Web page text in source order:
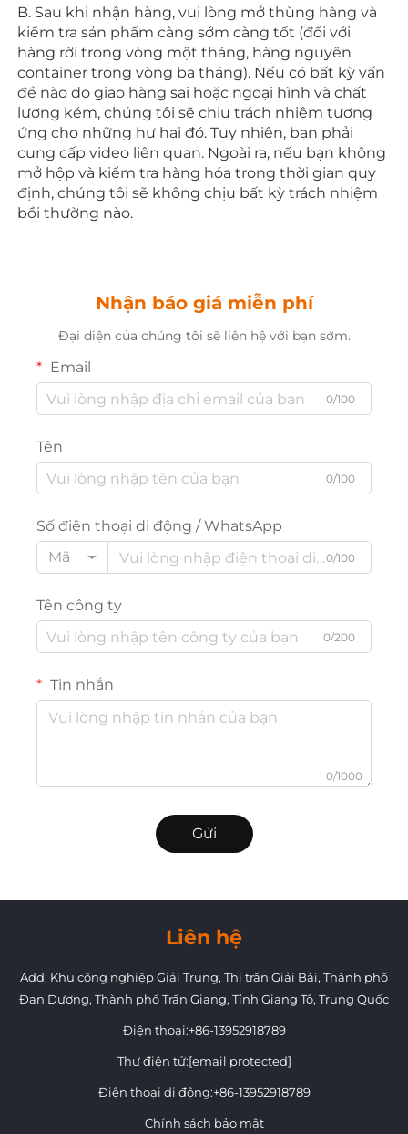
B. Sau khi nhận hàng, vui lòng mở thùng hàng và
kiểm tra sản phẩm càng sớm càng tốt (đối với
hàng rời trong vòng một tháng, hàng nguyên
container trong vòng ba tháng). Nếu có bất kỳ vấn
đề nào do giao hàng sai hoặc ngoại hình và chất
lượng kém, chúng tôi sẽ chịu trách nhiệm tương
ứng cho những hư hại đó. Tuy nhiên, bạn phải
cung cấp video liên quan. Ngoài ra, nếu bạn không
mở hộp và kiểm tra hàng hóa trong thời gian quy
định, chúng tôi sẽ không chịu bất kỳ trách nhiệm
bồi thường nào.
Nhận báo giá miễn phí
Đại diện của chúng tôi sẽ liên hệ với bạn sớm.
Email
0/100
Tên
0/100
Số điện thoại di động / WhatsApp
Mã
0/100
Tên công ty
0/200
Tin nhắn
0/1000
Gửi
Liên hệ
Add: Khu công nghiệp Giải Trung, Thị trấn Giải Bài, Thành phố
Đan Dương, Thành phố Trấn Giang, Tỉnh Giang Tô, Trung Quốc
Điện thoại:+86-13952918789
Thư điện tử:[email protected]
Điện thoại di động:+86-13952918789
Chính sách bảo mật